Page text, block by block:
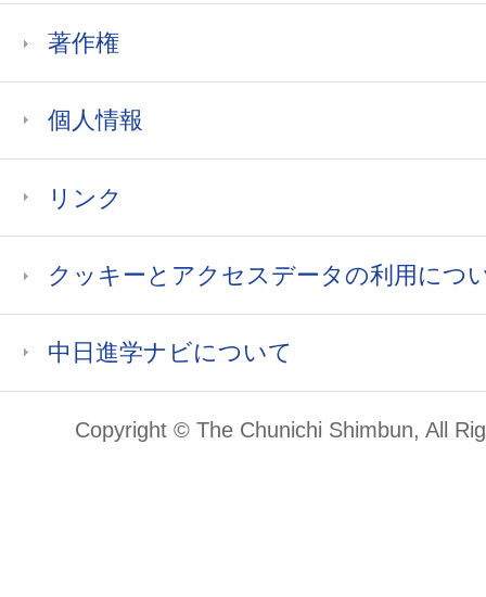
著作権
個人情報
リンク
クッキーとアクセスデータの利用につ
中日進学ナビについて
Copyright © The Chunichi Shimbun, All